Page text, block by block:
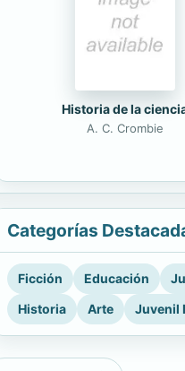
Historia de la
A. C. Crombie
Categorías
Ficción Educación
Historia
Arte Juvenil